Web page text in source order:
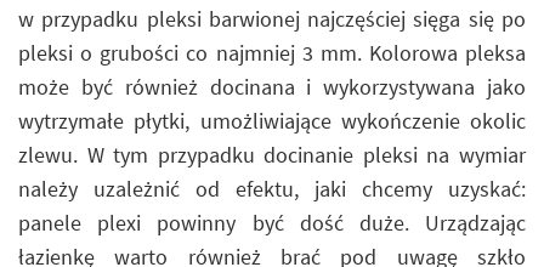
w przypadku pleksi barwionej najczęściej sięga się po
pleksi o grubości co najmniej 3 mm. Kolorowa pleksa
może być również docinana i wykorzystywana jako
wytrzymałe płytki, umożliwiające wykończenie okolic
zlewu. W tym przypadku docinanie pleksi na wymiar
należy uzależnić od efektu, jaki chcemy uzyskać:
panele plexi powinny być dość duże. Urządzając
łazienkę warto również brać pod uwagę szkło